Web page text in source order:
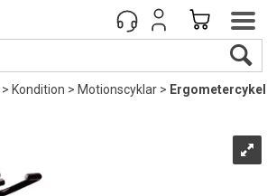
Kondition>Motionscyklar> Ergometercykel